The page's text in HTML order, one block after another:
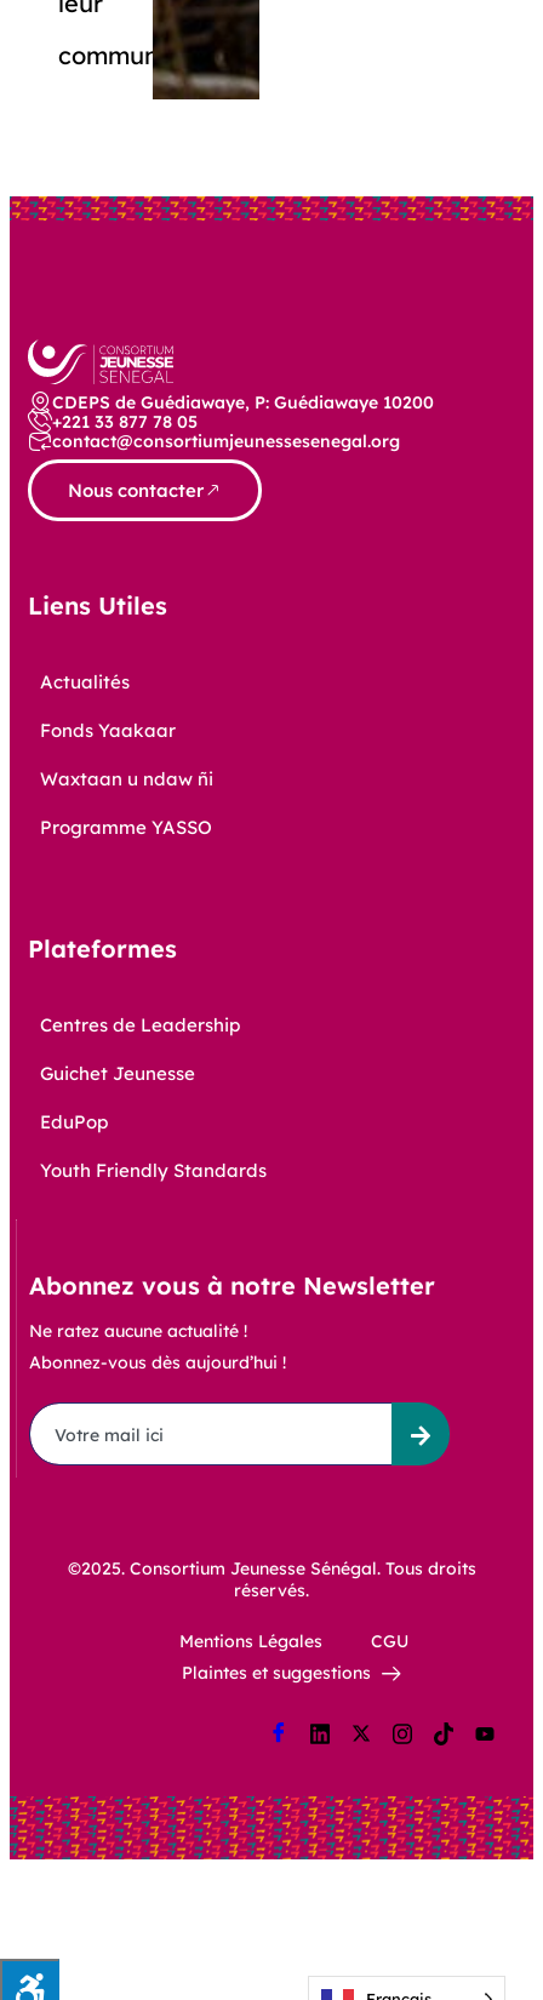
communauté.
CDEPS de Guédiawaye, P: Guédiawaye 10200
+221 33 877 78 05
contact@consortiumjeunessesenegal.org
Nous contacter
Liens Utiles
Actualités
Fonds Yaakaar
Waxtaan u ndaw ñi
Programme YASSO
Plateformes
Centres de Leadership
Guichet Jeunesse
EduPop
Youth Friendly Standards
Abonnez vous à notre Newsletter
Ne ratez aucune actualité !
Abonnez-vous dès aujourd’hui !
©2025. Consortium Jeunesse Sénégal. Tous droits
réservés.
Mentions Légales
CGU
Plaintes et suggestions